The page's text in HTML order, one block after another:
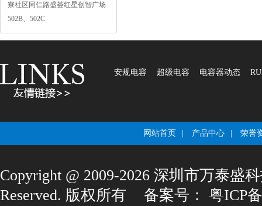
寮社区同仁路盛荟红星创智广场
502B、502C
安规电容 超级电容 电容器动态
网站首页 产品中心 荣誉
Copyright@2009-2026深圳市万泰盛
Reserved.版权所有
备案号：
粤ICP